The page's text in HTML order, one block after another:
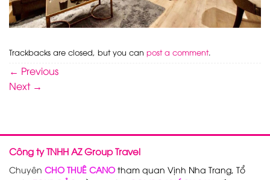
Trackbacks are closed, but you can post a comment.
← Previous
Next →
Công ty TNHH AZ Group Travel
Chuyên CHO THUÊ CANO tham quan Vịnh Nha Trang, Tổ